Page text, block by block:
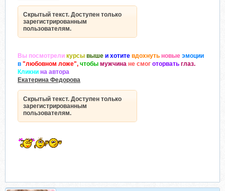
Скрытый текст. Доступен только
зарегистрированным
пользователям.
Вы посмотрели курсы выше и хотите вдохнуть новые эмоции
в "любовном ложе", чтобы мужчина не смог оторвать глаз.
Кликни на автора
Екатерина Федорова
Скрытый текст. Доступен только
зарегистрированным
пользователям.